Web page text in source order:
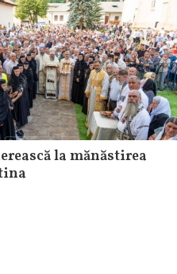
la mănăstirea